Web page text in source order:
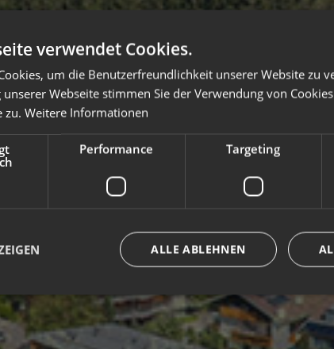
verwendet Cookies.
um die Benutzerfreundlichkeit unserer Website zu
Webseite stimmen Sie der Verwendung von
zu. Weitere Informationen
Performance Targeting
ALLE ABLEHNEN
Unbedingt erforderlich Performance Targeting